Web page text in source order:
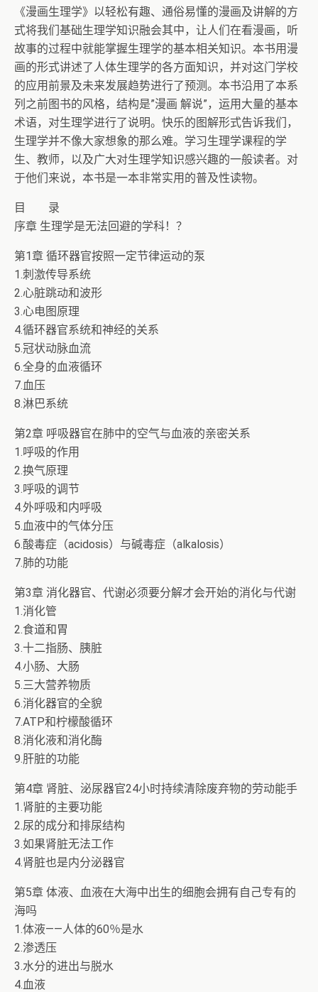
《漫画生理学》以轻松有趣、通俗易懂的漫画及讲解的方
式将我们基础生理学知识融会其中，让人们在看漫画，听
故事的过程中就能掌握生理学的基本相关知识。本书用漫
画的形式讲述了人体生理学的各方面知识，并对这门学校
的应用前景及未来发展趋势进行了预测。本书沿用了本系
列之前图书的风格，结构是”漫画 解说”，运用大量的基本
术语，对生理学进行了说明。快乐的图解形式告诉我们，
生理学并不像大家想象的那么难。学习生理学课程的学
生、教师，以及广大对生理学知识感兴趣的一般读者。对
于他们来说，本书是一本非常实用的普及性读物。
目 录
序章 生理学是无法回避的学科！？
第1章 循环器官按照一定节律运动的泵
1.刺激传导系统
2.心脏跳动和波形
3.心电图原理
4.循环器官系统和神经的关系
5.冠状动脉血流
6.全身的血液循环
7.血压
8.淋巴系统
第2章 呼吸器官在肺中的空气与血液的亲密关系
1.呼吸的作用
2.换气原理
3.呼吸的调节
4.外呼吸和内呼吸
5.血液中的气体分压
6.酸毒症（acidosis）与碱毒症（alkalosis）
7.肺的功能
第3章 消化器官、代谢必须要分解才会开始的消化与代谢
1.消化管
2.食道和胃
3.十二指肠、胰脏
4.小肠、大肠
5.三大营养物质
6.消化器官的全貌
7.ATP和柠檬酸循环
8.消化液和消化酶
9.肝脏的功能
第4章 肾脏、泌尿器官24小时持续清除废弃物的劳动能手
1.肾脏的主要功能
2.尿的成分和排尿结构
3.如果肾脏无法工作
4.肾脏也是内分泌器官
第5章 体液、血液在大海中出生的细胞会拥有自己专有的
海吗
1.体液——人体的60％是水
2.渗透压
3.水分的进出与脱水
4.血液